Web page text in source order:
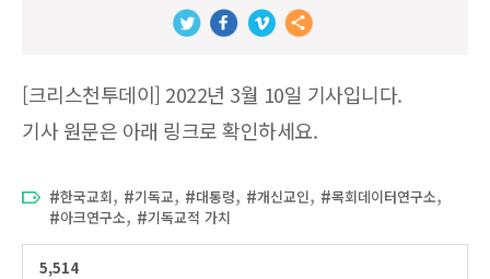
[크리스천투데이] 2022년 3월 10일 기사입니다.
기사 원문은 아래 링크로 확인하세요.
한국교회, 기독교, 대통령, 개신교인, 목회데이터연구소,
아크연구소, 기독교적 가치
5,514